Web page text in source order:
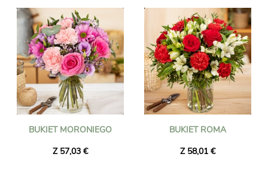
BUKIET MORONIEGO
Z 57,03 €
BUKIET ROMA
Z 58,01 €